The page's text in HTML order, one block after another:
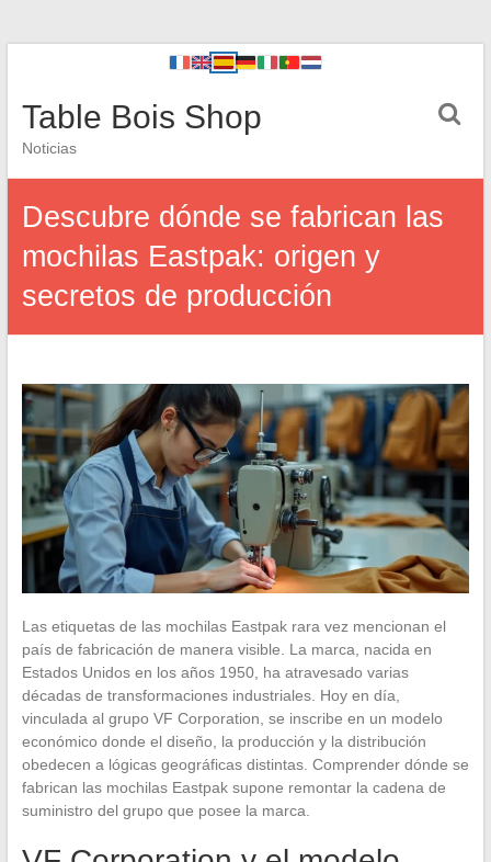
Table Bois Shop
Noticias
Descubre dónde se fabrican las
mochilas Eastpak: origen y
secretos de producción
Las etiquetas de las mochilas Eastpak rara vez mencionan el
país de fabricación de manera visible. La marca, nacida en
Estados Unidos en los años 1950, ha atravesado varias
décadas de transformaciones industriales. Hoy en día,
vinculada al grupo VF Corporation, se inscribe en un modelo
económico donde el diseño, la producción y la distribución
obedecen a lógicas geográficas distintas. Comprender dónde se
fabrican las mochilas Eastpak supone remontar la cadena de
suministro del grupo que posee la marca.